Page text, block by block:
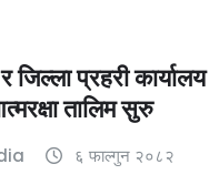
जिल्ला प्रहरी
तालिम सुरु
६ फाल्गुन २०८२